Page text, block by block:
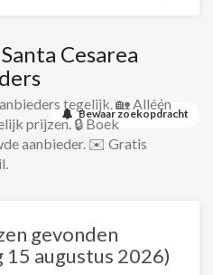
Bewaar zoekopdracht
Cesarea
tegelijk. 🏡 Alléén
prijzen. 🔒 Boek
aanbieder. ✉️ Gratis
gevonden
augustus 2026)